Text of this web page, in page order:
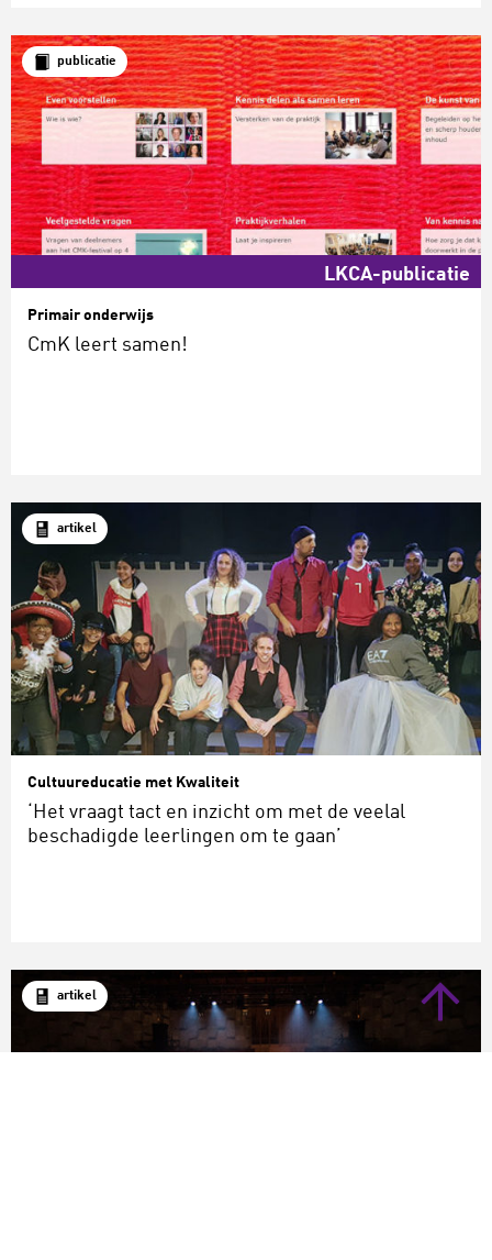
publicatie
LKCA-publicatie
Primair onderwijs
CmK leert samen!
artikel
Cultuureducatie met Kwaliteit
‘Het vraagt tact en inzicht om met de veelal
beschadigde leerlingen om te gaan’
artikel